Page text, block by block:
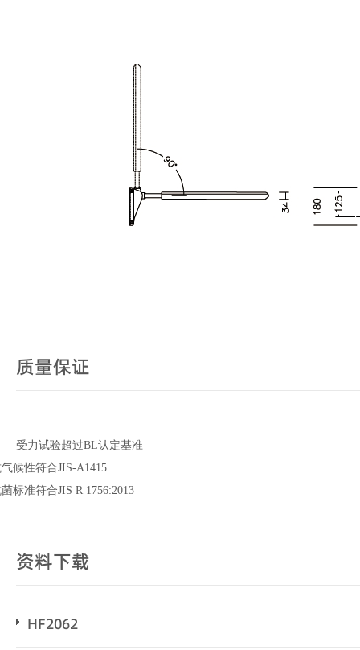
质量保证
受力试验超过BL认定基准
候性符合JIS-A1415
标准符合JIS R 1756:2013
资料下载
HF2062